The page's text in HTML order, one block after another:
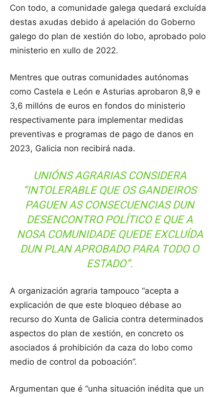
Con todo, a comunidade galega quedará excluída
destas axudas debido á apelación do Goberno
galego do plan de xestión do lobo, aprobado polo
ministerio en xullo de 2022.
Mentres que outras comunidades autónomas
como Castela e León e Asturias aprobaron 8,9 e
3,6 millóns de euros en fondos do ministerio
respectivamente para implementar medidas
preventivas e programas de pago de danos en
2023, Galicia non recibirá nada.
UNIÓNS AGRARIAS CONSIDERA
“INTOLERABLE QUE OS GANDEIROS
PAGUEN AS CONSECUENCIAS DUN
DESENCONTRO POLÍTICO E QUE A
NOSA COMUNIDADE QUEDE EXCLUÍDA
DUN PLAN APROBADO PARA TODO O
ESTADO”.
A organización agraria tampouco “acepta a
explicación de que este bloqueo débase ao
recurso do Xunta de Galicia contra determinados
aspectos do plan de xestión, en concreto os
asociados á prohibición da caza do lobo como
medio de control da poboación”.
Argumentan que é “unha situación inédita que un